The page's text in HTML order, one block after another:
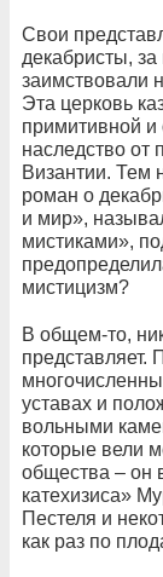
Свои
декабристы,
заимствовали
Эта церковь
примитивной и
наследство
Византии. Тем
роман о
и мир»,
мистиками»,
мистицизм?
В общем-то,
уставах и
вольными
которые вели
общества – он
катехизиса»
Пестеля и
как раз по